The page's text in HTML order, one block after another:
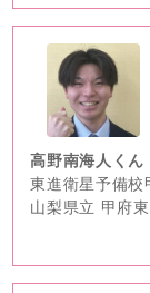
no
image
高野南海人くん
東進衛星予備校
山梨県立 甲府